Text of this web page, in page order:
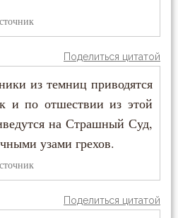
Поделиться цитатой
из темниц приводятся
и по отшествии из этой
на Страшный Суд,
узами грехов.
Поделиться цитатой